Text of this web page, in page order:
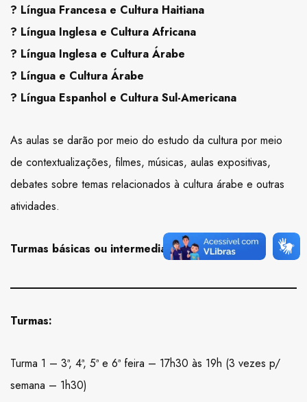
? Língua Francesa e Cultura Haitiana
? Língua Inglesa e Cultura Africana
? Língua Inglesa e Cultura Árabe
? Língua e Cultura Árabe
? Língua Espanhol e Cultura Sul-Americana
As aulas se darão por meio do estudo da cultura por meio
de contextualizações, filmes, músicas, aulas expositivas,
debates sobre temas relacionados à cultura árabe e outras
atividades.
Turmas básicas ou intermediárias.
Turmas:
Turma 1 – 3ª, 4ª, 5ª e 6ª feira – 17h30 às 19h (3 vezes p/
semana – 1h30)